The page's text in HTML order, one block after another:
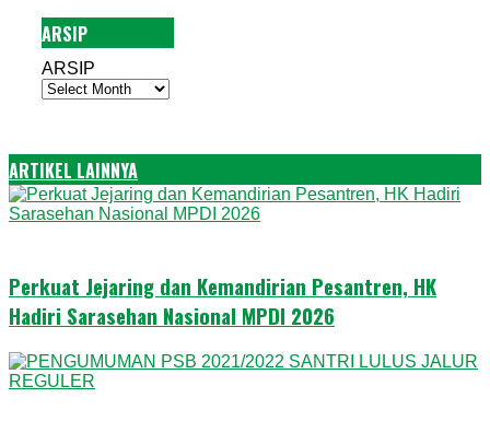
ARSIP
ARSIP
ARTIKEL LAINNYA
Perkuat Jejaring dan Kemandirian Pesantren, HK
Hadiri Sarasehan Nasional MPDI 2026